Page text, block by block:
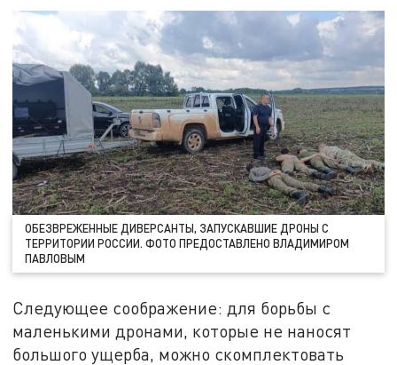
ОБЕЗВРЕЖЕННЫЕ ДИВЕРСАНТЫ, ЗАПУСКАВШИЕ ДРОНЫ С
ТЕРРИТОРИИ РОССИИ. ФОТО ПРЕДОСТАВЛЕНО ВЛАДИМИРОМ
ПАВЛОВЫМ
Следующее соображение: для борьбы с
маленькими дронами, которые не наносят
большого ущерба, можно скомплектовать